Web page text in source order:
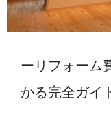
ーリフォーム
かる完全ガイ